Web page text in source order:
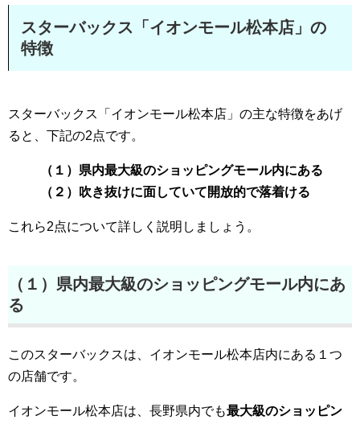
スターバックス「イオンモール松本店」の
特徴
スターバックス「イオンモール松本店」の主な特徴をあげ
ると、下記の2点です。
（１）県内最大級のショッピングモール内にある
（２）吹き抜けに面していて開放的で落着ける
これら2点について詳しく説明しましょう。
（１）県内最大級のショッピングモール内にあ
る
このスターバックスは、イオンモール松本店内にある１つ
の店舗です。
イオンモール松本店は、長野県内でも最大級のショッピン